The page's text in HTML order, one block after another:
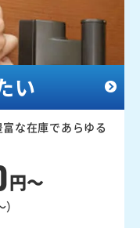
い
な在庫であらゆる
円～